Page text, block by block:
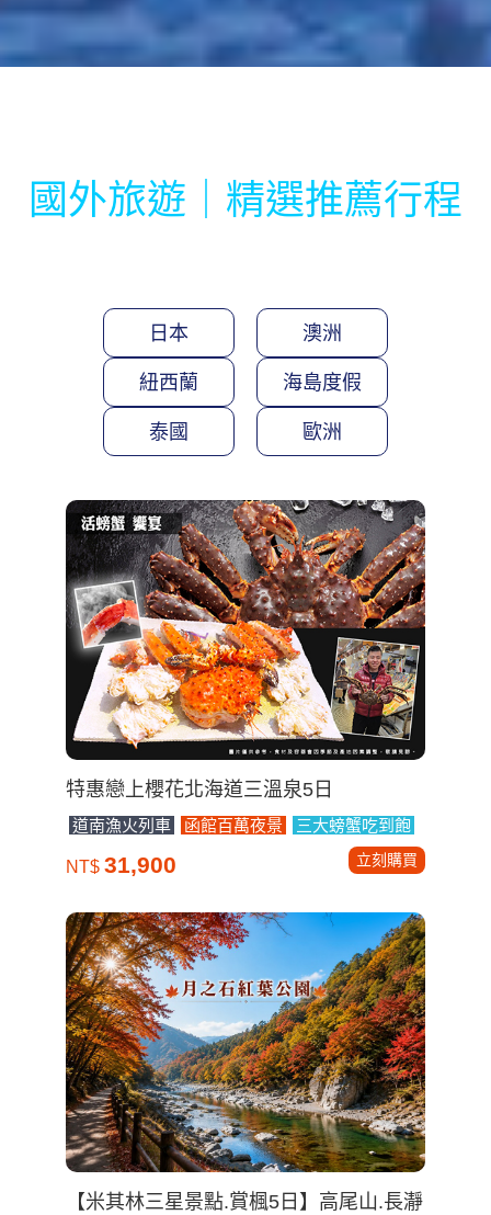
國外旅遊｜精選推薦行程
日本 澳洲
紐西蘭 海島度假
泰國 歐洲
特惠戀上櫻花北海道三溫泉5日
道南漁火列車 函館百萬夜景 三大螃蟹吃到飽
NT$ 31,900 立刻購買
【米其林三星景點.賞楓5日】高尾山.長瀞